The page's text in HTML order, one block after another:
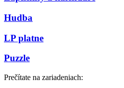
Hudba
LP platne
Puzzle
Prečítate na zariadeniach: